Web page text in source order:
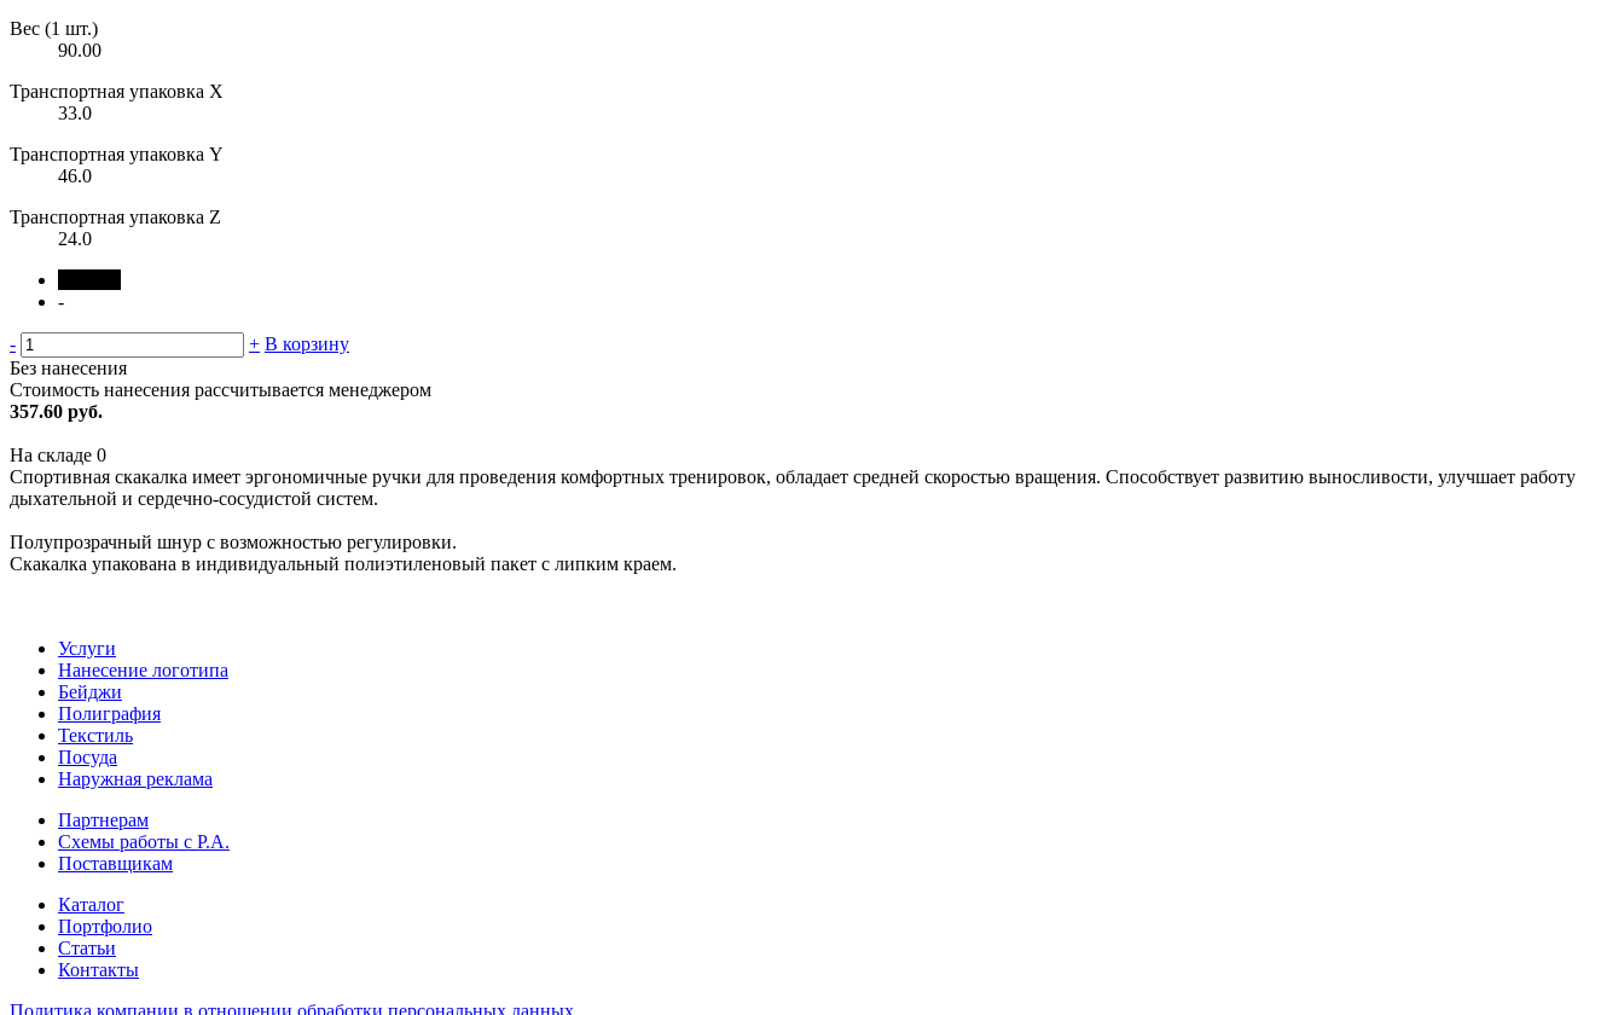
Вес (1 шт.)
90.00
Транспортная упаковка X
33.0
Транспортная упаковка Y
46.0
Транспортная упаковка Z
24.0
-
- + В корзину
Без нанесения
Стоимость нанесения рассчитывается менеджером
357.60 руб.
На складе 0
Спортивная скакалка имеет эргономичные ручки для проведения комфортных тренировок, обладает средней скоростью вращения. Способствует развитию выносливости, улучшает работу
дыхательной и сердечно-сосудистой систем.
Полупрозрачный шнур с возможностью регулировки.
Скакалка упакована в индивидуальный полиэтиленовый пакет с липким краем.
Услуги
Нанесение логотипа
Бейджи
Полиграфия
Текстиль
Посуда
Наружная реклама
Партнерам
Схемы работы с Р.А.
Поставщикам
Каталог
Портфолио
Статьи
Контакты
Политика компании в отношении обработки персональных данных